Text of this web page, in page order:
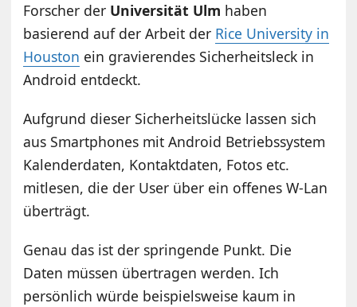
Forscher der Universität Ulm haben
basierend auf der Arbeit der Rice University in
Houston ein gravierendes Sicherheitsleck in
Android entdeckt.
Aufgrund dieser Sicherheitslücke lassen sich
aus Smartphones mit Android Betriebssystem
Kalenderdaten, Kontaktdaten, Fotos etc.
mitlesen, die der User über ein offenes W-Lan
überträgt.
Genau das ist der springende Punkt. Die
Daten müssen übertragen werden. Ich
persönlich würde beispielsweise kaum in